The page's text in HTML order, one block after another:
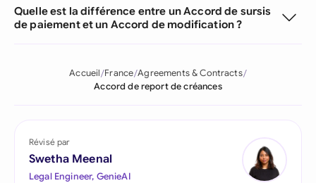
Quelle est la différence entre un Accord de sursis
de paiement et un Accord de modification ?
Accueil France Agreements & Contracts
Accord de report de créances
Révisé par
Swetha Meenal
Legal Engineer, GenieAI